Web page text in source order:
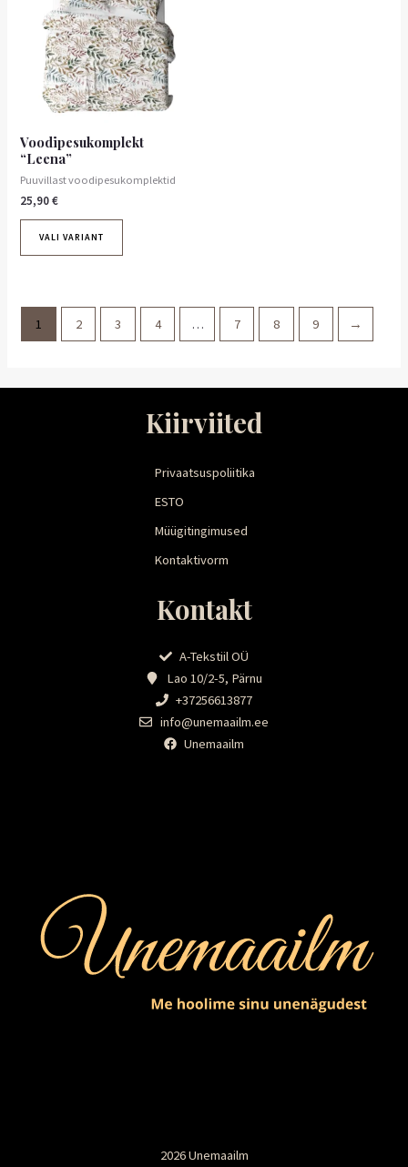
Voodipesukomplekt
“Leena”
Puuvillast voodipesukomplektid
25,90€
VALI VARIANT
1 2 3 4 … 7 8 9 →
Kiirviited
Privaatsuspoliitika
ESTO
Müügitingimused
Kontaktivorm
Kontakt
A-Tekstiil OÜ
Lao 10/2-5, Pärnu
+37256613877
info@unemaailm.ee
Unemaailm
2026 Unemaailm